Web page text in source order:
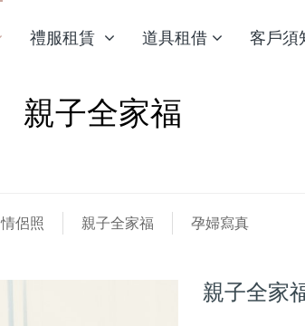
禮服租賃 道具租借 客戶須
親子全家福
情侶照 親子全家福 孕婦寫真
親子全家